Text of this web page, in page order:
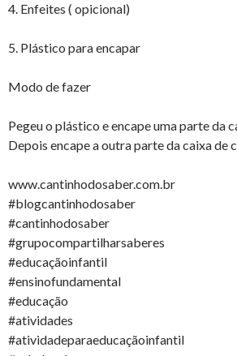
4. Enfeites ( opicional)
5. Plástico para encapar
Modo de fazer
Pegeu o plástico e encape uma parte da
Depois encape a outra parte da caixa de
www.cantinhodosaber.com.br
#blogcantinhodosaber
#cantinhodosaber
#grupocompartilharsaberes
#educaçãoinfantil
#ensinofundamental
#educação
#atividades
#atividadeparaeducaçãoinfantil